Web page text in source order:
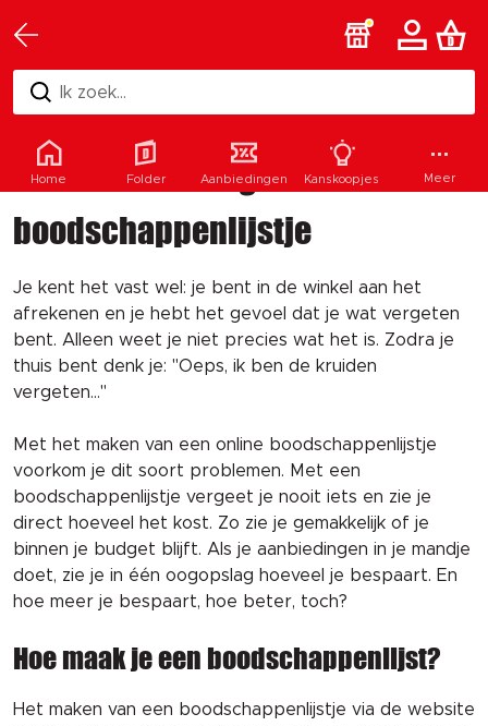
Ik zoek...
Maak een handig
boodschappenlijstje
Je kent het vast wel: je bent in de winkel aan het
afrekenen en je hebt het gevoel dat je wat vergeten
bent. Alleen weet je niet precies wat het is. Zodra je
thuis bent denk je: "Oeps, ik ben de kruiden
vergeten..."
Met het maken van een online boodschappenlijstje
voorkom je dit soort problemen. Met een
boodschappenlijstje vergeet je nooit iets en zie je
direct hoeveel het kost. Zo zie je gemakkelijk of je
binnen je budget blijft. Als je aanbiedingen in je mandje
doet, zie je in één oogopslag hoeveel je bespaart. En
hoe meer je bespaart, hoe beter, toch?
Hoe maak je een boodschappenlijst?
Het maken van een boodschappenlijstje via de website
Home Folder Aanbiedingen Kanskoopjes Meer